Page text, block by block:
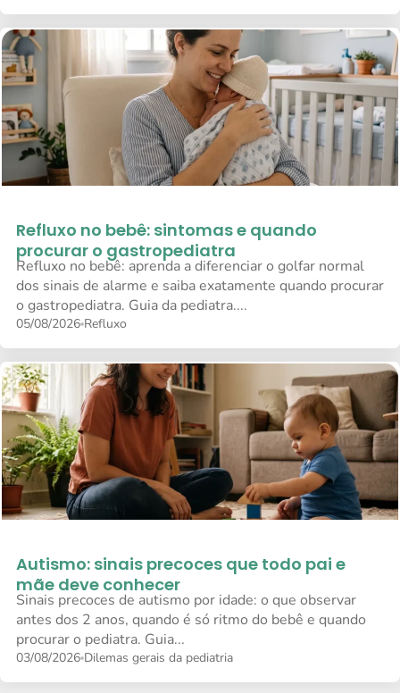
Refluxo no bebê: sintomas e quando
procurar o gastropediatra
Refluxo no bebê: aprenda a diferenciar o golfar normal
dos sinais de alarme e saiba exatamente quando procurar
o gastropediatra. Guia da pediatra....
05/08/2026 Refluxo
Autismo: sinais precoces que todo pai e
mãe deve conhecer
Sinais precoces de autismo por idade: o que observar
antes dos 2 anos, quando é só ritmo do bebê e quando
procurar o pediatra. Guia...
03/08/2026 Dilemas gerais da pediatria